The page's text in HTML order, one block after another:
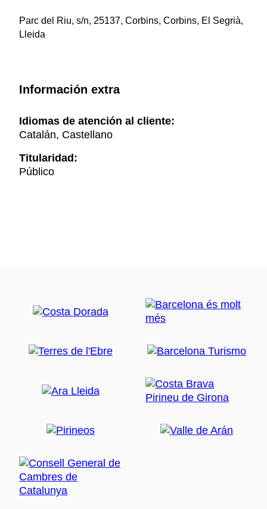
Parc del Riu, s/n, 25137, Corbins, Corbins, El Segrià,
Lleida
Información extra
Idiomas de atención al cliente:
Catalán, Castellano
Titularidad:
Público